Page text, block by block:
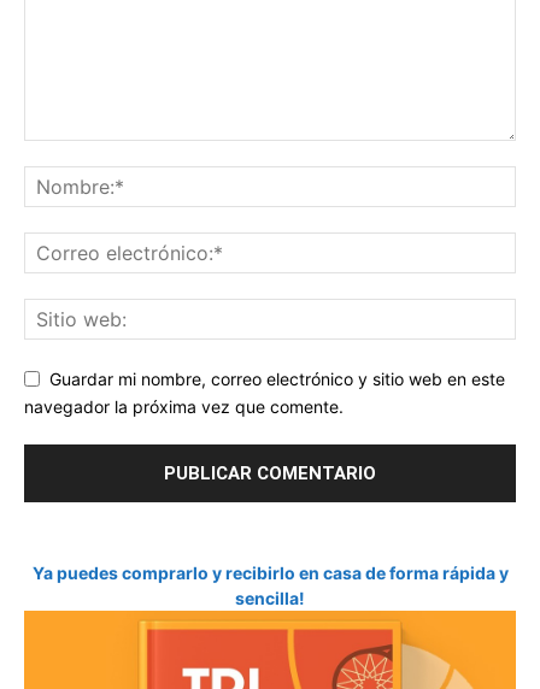
Guardar mi nombre, correo electrónico y sitio web en este
navegador la próxima vez que comente.
Ya puedes comprarlo y recibirlo en casa de forma rápida y
sencilla!